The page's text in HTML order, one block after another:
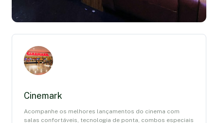
Cinemark
Acompanhe os melhores lançamentos do cinema com
salas confortáveis, tecnologia de ponta, combos especiais